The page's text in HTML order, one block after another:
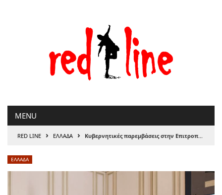
MENU
RED LINE › ΕΛΛΑΔΑ › Κυβερνητικές παρεμβάσεις στην Επιτροπή λοιμωξιολόγων – Επικυρώσεις προειλημμένων πολιτικών αποφάσεων – Διαρροή μέρους των πρακτικών της επιτροπής
ΕΛΛΑΔΑ